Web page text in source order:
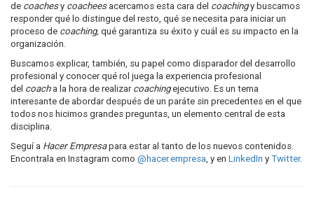
de coachesy coacheesacercamos esta cara del coachingy buscamos
responder qué lo distingue del resto, qué se necesita para iniciar un
proceso de coaching, qué garantiza su éxito y cuál es su impacto en la
organización.
Buscamos explicar, también, su papel como disparador del desarrollo
profesional y conocer qué rol juega la experiencia profesional
del coacha la hora de realizar coachingejecutivo. Es un tema
interesante de abordar después de un paráte sin precedentes en el que
todos nos hicimos grandes preguntas, un elemento central de esta
disciplina.
Seguí a Hacer Empresapara estar al tanto de los nuevos contenidos.
Encontrala en Instagram como @hacer.empresa, y en LinkedIn y Twitter.